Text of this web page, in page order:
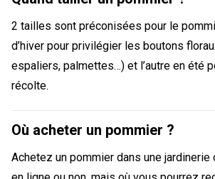
2 tailles sont préconisées pour le
d’hiver pour privilégier les boutons
espaliers, palmettes…) et l’autre en été
récolte.
Où acheter un pommier ?
Achetez un pommier dans une jardinerie